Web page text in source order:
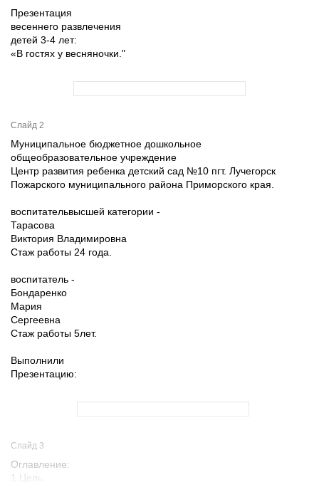
Презентация
весеннего развлечения
детей 3-4 лет:
«В гостях у весняночки."
Слайд 2
Муниципальное бюджетное дошкольное
общеобразовательное учреждение
Центр развития ребенка детский сад №10 пгт. Лучегорск
Пожарского муниципального района Приморского края.
воспитательвысшей категории -
Тарасова
Виктория Владимировна
Стаж работы 24 года.
воспитатель -
Бондаренко
Мария
Сергеевна
Стаж работы 5лет.
Выполнили
Презентацию:
Слайд 3
Оглавление:
1.Цель.